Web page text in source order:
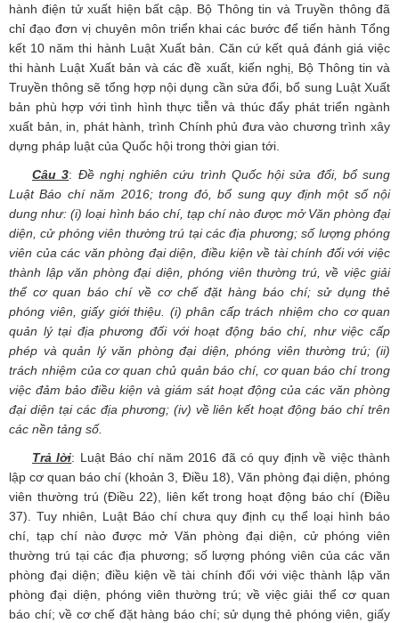
hành điện tử xuất hiện bất cập. Bộ Thông tin và Truyền thông đã
chỉ đạo đơn vị chuyên môn triển khai các bước để tiến hành Tổng
kết 10 năm thi hành Luật Xuất bản. Căn cứ kết quả đánh giá việc
thi hành Luật Xuất bản và các đề xuất, kiến nghị, Bộ Thông tin và
Truyền thông sẽ tổng hợp nội dụng cần sửa đổi, bổ sung Luật Xuất
bản phù hợp với tình hình thực tiễn và thúc đẩy phát triển ngành
xuất bản, in, phát hành, trình Chính phủ đưa vào chương trình xây
dựng pháp luật của Quốc hội trong thời gian tới.
Câu 3: Đề nghị nghiên cứu trình Quốc hội sửa đổi, bổ sung
Luật Báo chí năm 2016; trong đó, bổ sung quy định một số nội
dung như: (i) loại hình báo chí, tạp chí nào được mở Văn phòng đại
diện, cử phóng viên thường trú tại các địa phương; số lượng phóng
viên của các văn phòng đại diện, điều kiện về tài chính đối với việc
thành lập văn phòng đại diện, phóng viên thường trú, về việc giải
thể cơ quan báo chí về cơ chế đặt hàng báo chí; sử dụng thẻ
phóng viên, giấy giới thiệu. (i) phân cấp trách nhiệm cho cơ quan
quản lý tại địa phương đối với hoạt động báo chí, như việc cấp
phép và quản lý văn phòng đại diện, phóng viên thường trú; (ii)
trách nhiệm của cơ quan chủ quản báo chí, cơ quan báo chí trong
việc đảm bảo điều kiện và giám sát hoạt động của các văn phòng
đại diện tại các địa phương; (iv) về liên kết hoạt động báo chí trên
các nền tảng số.
Trả lời: Luật Báo chí năm 2016 đã có quy định về việc thành
lập cơ quan báo chí (khoản 3, Điều 18), Văn phòng đại diện, phóng
viên thường trú (Điều 22), liên kết trong hoạt động báo chí (Điều
37). Tuy nhiên, Luật Báo chí chưa quy định cụ thể loại hình báo
chí, tạp chí nào được mở Văn phòng đại diện, cử phóng viên
thường trú tại các địa phương; số lượng phóng viên của các văn
phòng đại diện; điều kiện về tài chính đối với việc thành lập văn
phòng đại diện, phóng viên thường trú; về việc giải thể cơ quan
báo chí; về cơ chế đặt hàng báo chí; sử dụng thẻ phóng viên, giấy